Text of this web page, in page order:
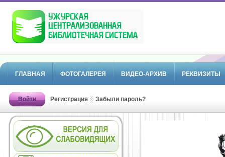
ГЛАВНАЯ ФОТОГАЛЕРЕЯ ВИДЕО-АРХИВ РЕКВИЗИТЫ
Войти Регистрация Забыли пароль?